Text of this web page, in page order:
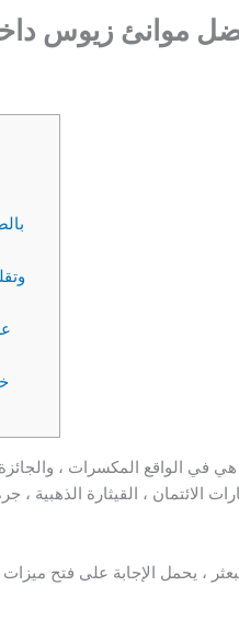
موانئ زيوس
في الواقع المكسرات ،